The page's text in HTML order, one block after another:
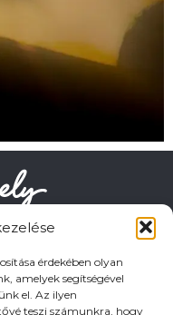
érdekében olyan
amelyek segítségével
el. Az ilyen
teszi számunkra, hogy